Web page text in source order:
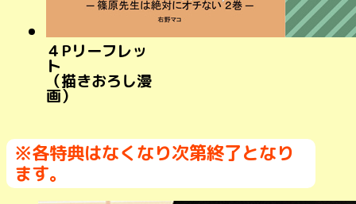
４Pリーフレッ
ト
（描きおろし漫
画）
※各特典はなくなり次第終了となり
ます。